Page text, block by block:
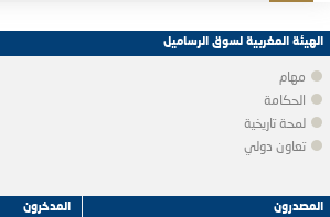
الهيئة المغربية لسوق الرساميل
مهام
الحكامة
لمحة تاريخية
تعاون دولي
المدخرون المصدرون